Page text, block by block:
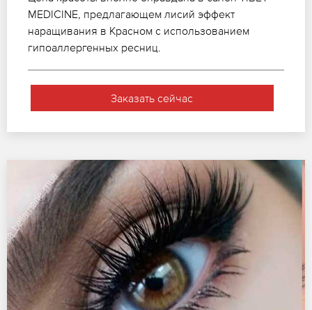
MEDICINE, предлагающем лисий эффект
наращивания в Красном с использованием
гипоаллергенных ресниц.
Заказать сейчас